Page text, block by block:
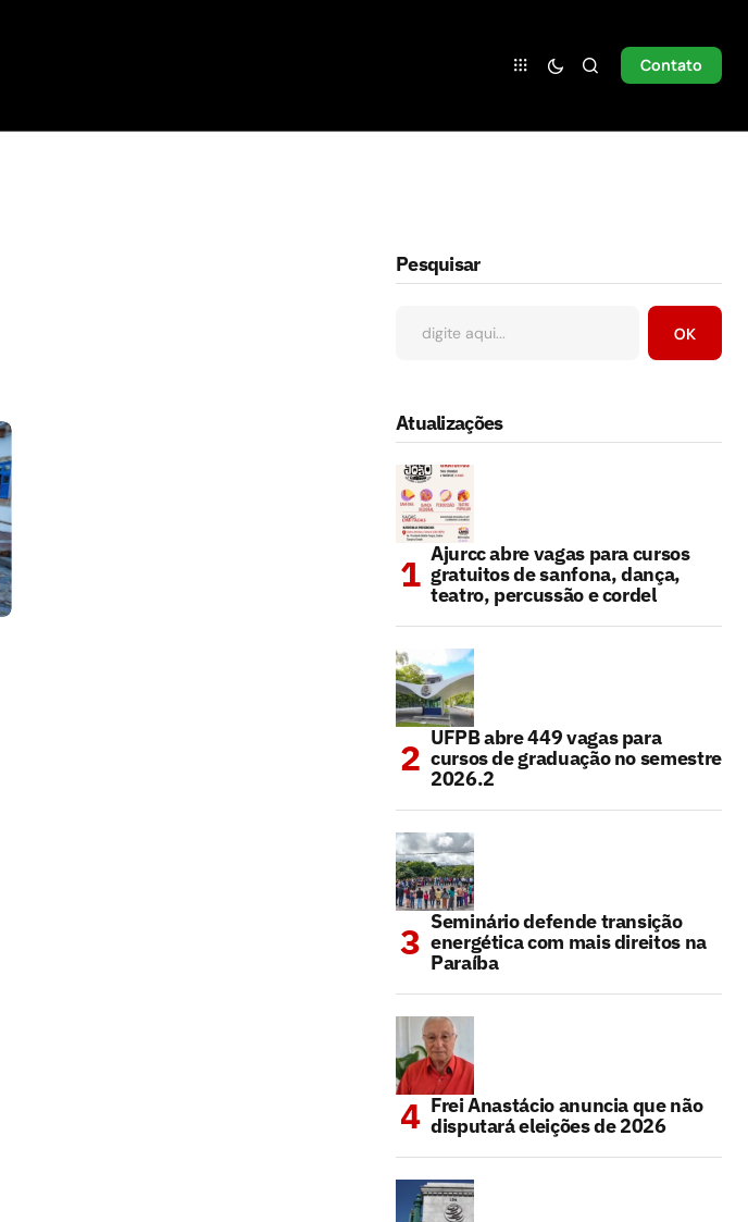
Contato
Pesquisar
OK
Atualizações
Ajurcc abre vagas para cursos
gratuitos de sanfona, dança,
teatro, percussão e cordel
UFPB abre 449 vagas para
cursos de graduação no semestre
2026.2
Seminário defende transição
energética com mais direitos na
Paraíba
Frei Anastácio anuncia que não
disputará eleições de 2026